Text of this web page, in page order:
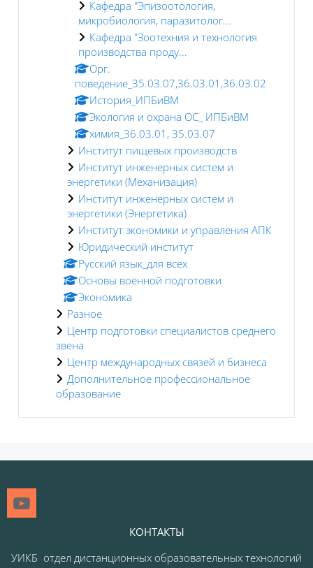
Кафедра "Эпизоотология,
микробиология, паразитолог...
Кафедра "Зоотехния и технология
производства проду...
Орг.
поведение_35.03.07,36.03.01,36.03.02
История_ИПБиВМ
Экология и охрана ОС_ ИПБиВМ
химия_36.03.01, 35.03.07
Институт пищевых производств
Институт инженерных систем и
энергетики (Механизация)
Институт инженерных систем и
энергетики (Энергетика)
Институт экономики и управления АПК
Юридический институт
Русский язык_для всех
Основы военной подготовки
Экономика
Разное
Центр подготовки специалистов среднего
звена
Центр международных связей и бизнеса
Дополнительное профессиональное
образование
КОНТАКТЫ
УИКБ отдел дистанционных образовательных технологий